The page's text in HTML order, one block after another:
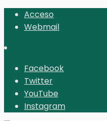
Acceso
Webmail
Facebook
Twitter
YouTube
Instagram